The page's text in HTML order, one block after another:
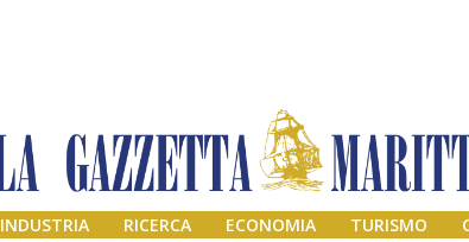
INDUSTRIA RICERCA ECONOMIA TURISMO